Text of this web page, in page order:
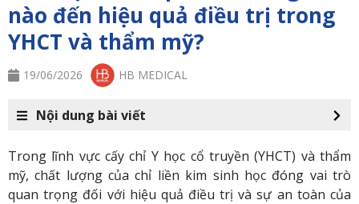
nào đến hiệu quả điều trị trong
YHCT và thẩm mỹ?
19/06/2026 HB MEDICAL
Nội dung bài viết
Trong lĩnh vực cấy chỉ Y học cổ truyền (YHCT) và thẩm
mỹ, chất lượng của chỉ liền kim sinh học đóng vai trò
quan trọng đối với hiệu quả điều trị và sự an toàn của